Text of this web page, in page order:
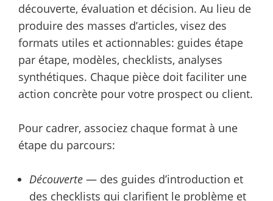
découverte, évaluation et décision. Au lieu de
produire des masses d’articles, visez des
formats utiles et actionnables: guides étape
par étape, modèles, checklists, analyses
synthétiques. Chaque pièce doit faciliter une
action concrète pour votre prospect ou client.
Pour cadrer, associez chaque format à une
étape du parcours:
Découverte — des guides d’introduction et
des checklists qui clarifient le problème et